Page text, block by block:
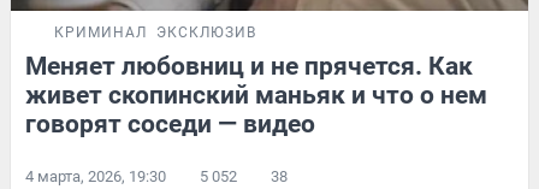
КРИМИНАЛ ЭКСКЛЮЗИВ
Меняет любовниц и не прячется. Как
живет скопинский маньяк и что о нем
говорят соседи — видео
4 марта, 2026, 19:30 5 052 38